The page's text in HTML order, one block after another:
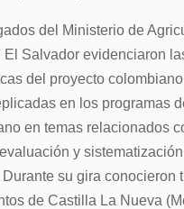
del Ministerio de
El Salvador evidenciaron
del proyecto
en los programas
en temas relacionados
y
su gira conocieron
de Castilla La Nueva